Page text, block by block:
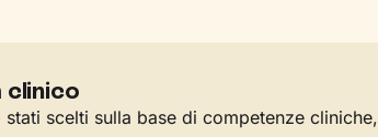
clinico
scelti sulla base di competenze cliniche,